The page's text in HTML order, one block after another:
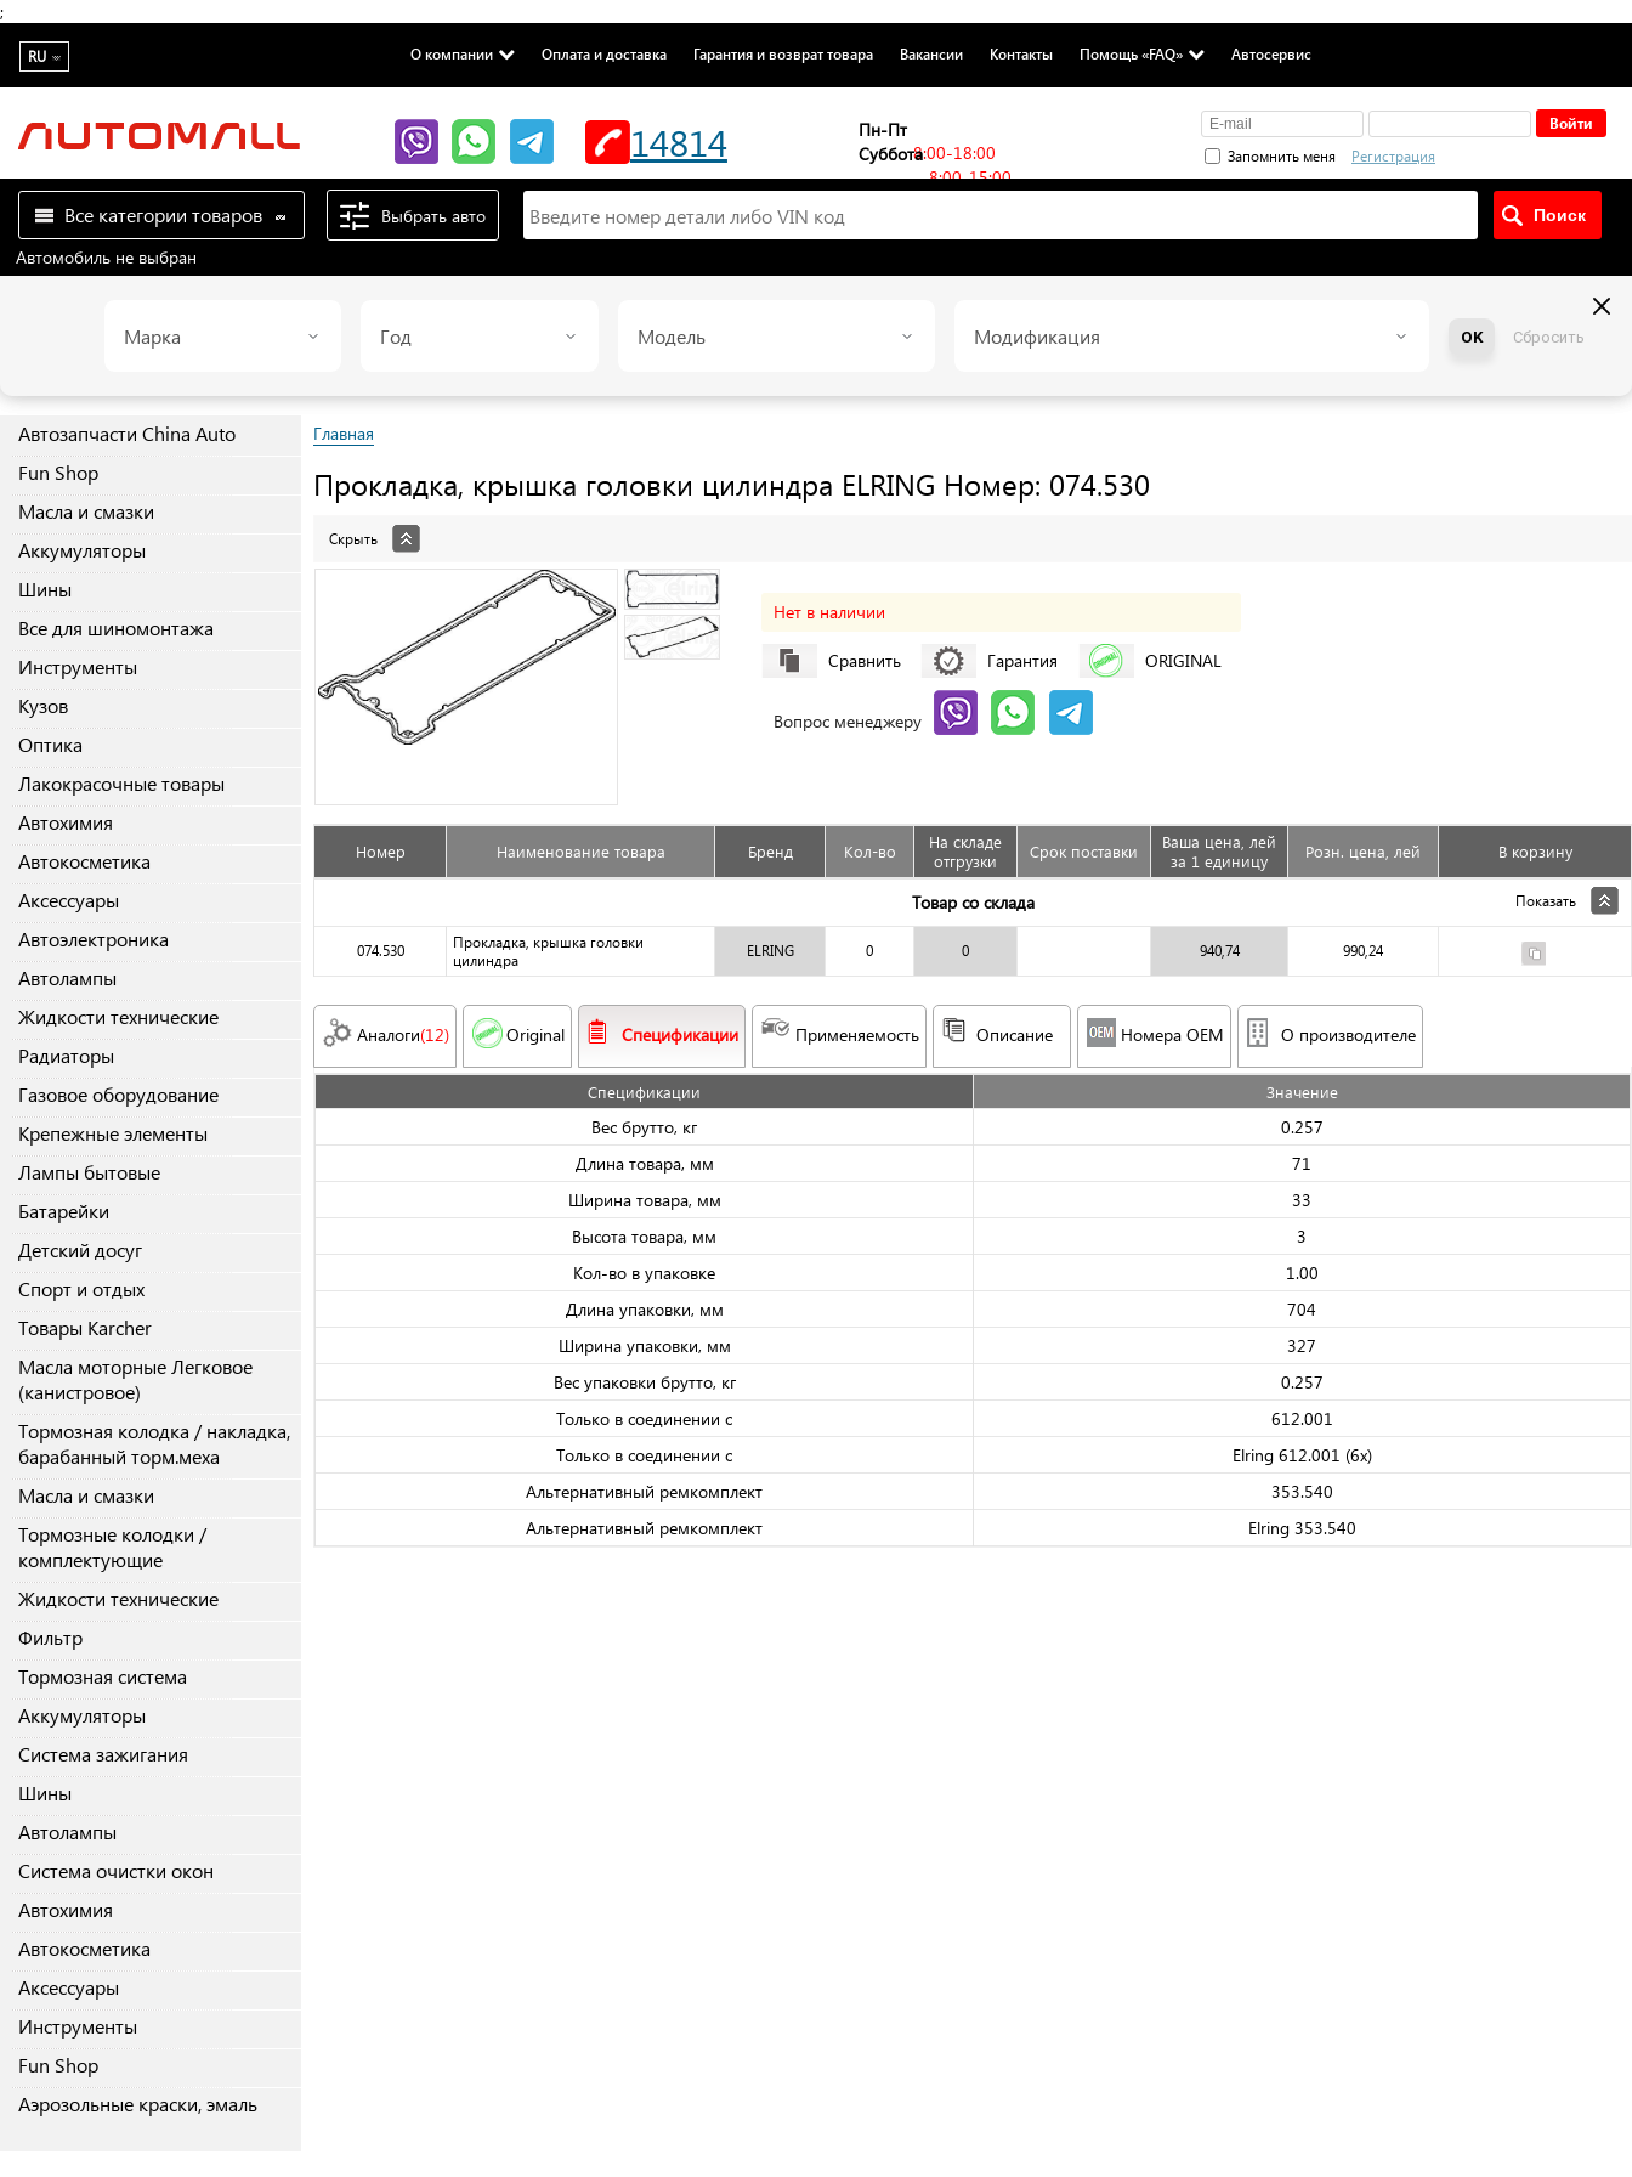
;
RU О компании Оплата и доставка Гарантия и возврат товара Вакансии Контакты Помощь «FAQ» Автосервис
14814
Пн-Пт
8:00-18:00
Суббота
8:00-15:00
Запомнить меня Регистрация
Все категории товаров
Выбрать авто
Автомобиль не выбран
Марка Год Модель Модификация OK Сбросить
Автозапчасти China Auto
Fun Shop
Масла и смазки
Аккумуляторы
Шины
Все для шиномонтажа
Инструменты
Кузов
Оптика
Лакокрасочные товары
Автохимия
Автокосметика
Аксессуары
Автоэлектроника
Автолампы
Жидкости технические
Радиаторы
Газовое оборудование
Крепежные элементы
Лампы бытовые
Батарейки
Детский досуг
Спорт и отдых
Товары Karcher
Масла моторные Легковое
(канистровое)
Тормозная колодка / накладка,
барабанный торм.меха
Масла и смазки
Тормозные колодки /
комплектующие
Жидкости технические
Фильтр
Тормозная система
Аккумуляторы
Система зажигания
Шины
Автолампы
Система очистки окон
Автохимия
Автокосметика
Аксессуары
Инструменты
Fun Shop
Аэрозольные краски, эмаль
Главная
Прокладка, крышка головки цилиндра ELRING Номер: 074.530
Скрыть
Нет в наличии
Сравнить Гарантия ORIGINAL
Вопрос менеджеру
Номер Наименование товара Бренд Кол-во
На складе
отгрузки
Срок поставки
Ваша цена, лей
за 1 единицу
Розн. цена, лей В корзину
Товар со склада Показать
074.530
Прокладка, крышка головки
цилиндра
ELRING 0 0 940,74 990,24
Аналоги(12) Original Спецификации Применяемость Описание Номера OEM О производителе
Спецификации Значениe
Вес брутто, кг
0.257
Длина товара, мм
71
Ширина товара, мм
33
Высота товара, мм
3
Кол-во в упаковке
1.00
Длина упаковки, мм
704
Ширина упаковки, мм
327
Вес упаковки брутто, кг
0.257
Только в соединении с
612.001
Только в соединении с
Elring 612.001 (6x)
Альтернативный ремкомплект
353.540
Альтернативный ремкомплект
Elring 353.540